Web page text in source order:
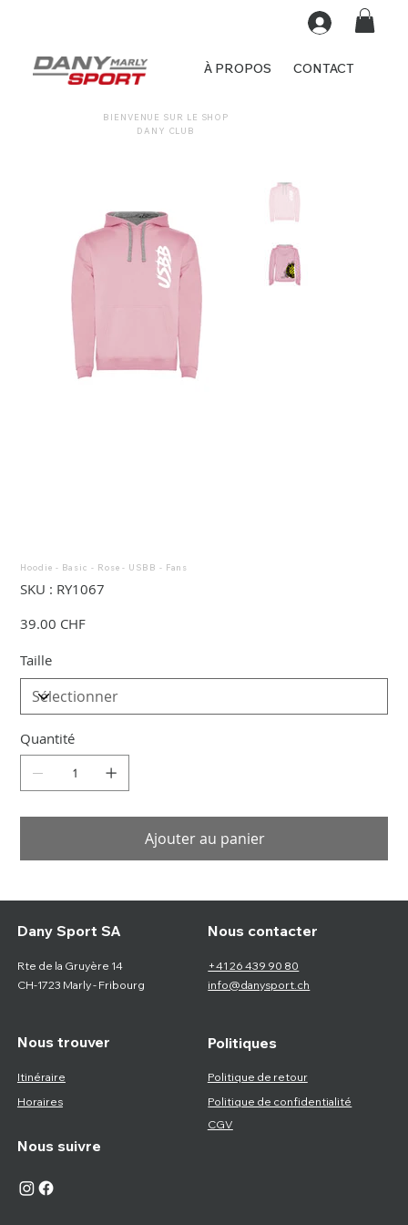
DANY CLUB
BIENVENUE SUR LE SHOP
À PROPOS CONTACT
Hoodie - Basic - Rose - USBB - Fans
SKU : SKU
RY1067
RY1067
39.00 CHF
Taille
Quantité
Ajouter au panier
Nous trouver
Itinéraire
Dany Sport SA
Rte de la Gruyère 14
CH-1723 Marly - Fribourg
Nous suivre
Horaires
Politiques
Politique de retour
Nous contacter
+41 26 439 90 80
info@danysport.ch
Politique de confidentialité
CGV